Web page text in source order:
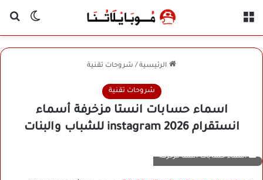
الوضع
الرئيسية / شروحات تقنية
شروحات تقنية
اسماء حسابات انستا مزخرفة أسماء
انستقرام instagram 2026 للشباب والبنات
اسماء حسابات انستا مزخرفة